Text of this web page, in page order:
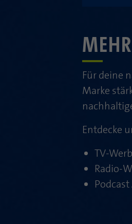
Für deine
Marke
Entdecke
TV-
Radio-